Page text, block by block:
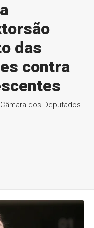
das
contra
dos Deputados